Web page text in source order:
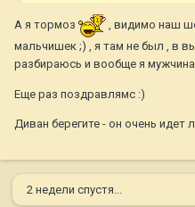
А я тормоз
, видимо наш
мальчишек ;) , я там не был , в
разбираюсь и вообще я мужчина
Еще раз поздравлямс :)
Диван берегите - он очень идет
2 недели спустя...